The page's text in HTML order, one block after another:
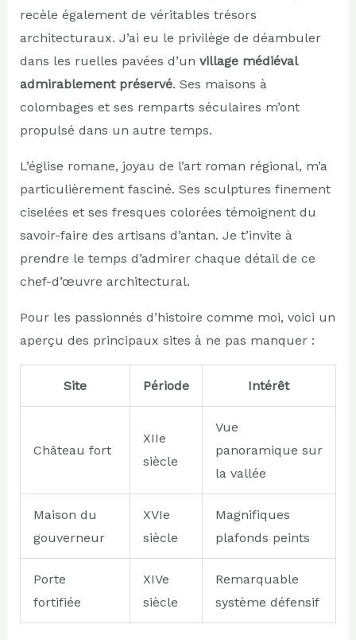
recèle également de véritables trésors
architecturaux. J’ai eu le privilège de déambuler
dans les ruelles pavées d’un village médiéval
admirablement préservé. Ses maisons à
colombages et ses remparts séculaires m’ont
propulsé dans un autre temps.
L’église romane, joyau de l’art roman régional, m’a
particulièrement fasciné. Ses sculptures finement
ciselées et ses fresques colorées témoignent du
savoir-faire des artisans d’antan. Je t’invite à
prendre le temps d’admirer chaque détail de ce
chef-d’œuvre architectural.
Pour les passionnés d’histoire comme moi, voici un
aperçu des principaux sites à ne pas manquer :
Site Période Intérêt
Château fort
XIIe
siècle
Vue
panoramique sur
la vallée
Maison du
gouverneur
XVIe
siècle
Magnifiques
plafonds peints
Porte
fortifiée
XIVe
siècle
Remarquable
système défensif